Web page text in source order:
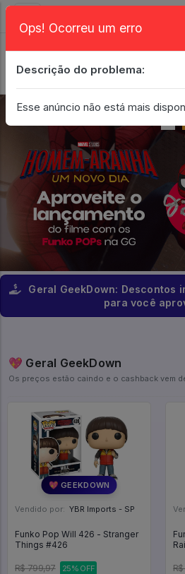
Geral GeekDown: Descontos
para você
💖 Geral GeekDown
Os preços estão caindo e o cashback vem
💖 GEEKDOWN
Vendido por: YBR Imports - SP
Funko Pop Will 426 - Stranger
Things #426
R$ 799,97 25% OFF
Ops! Ocorreu um erro
Descrição do problema:
Esse anúncio não está mais